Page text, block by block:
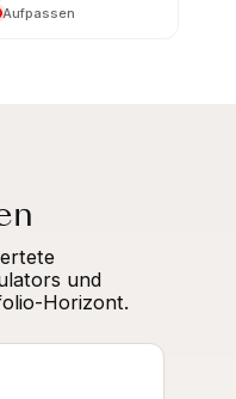
Aufpassen
und
Horizont.